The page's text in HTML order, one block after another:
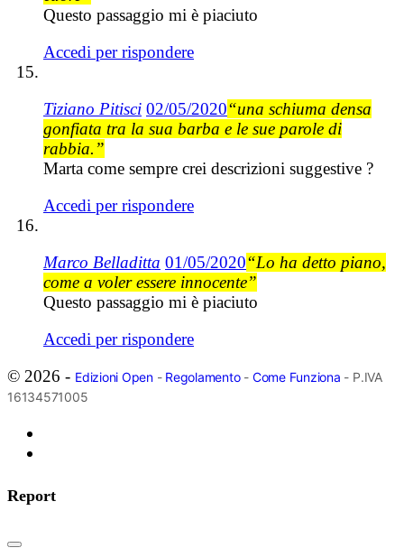
Questo passaggio mi è piaciuto
Accedi per rispondere
Tiziano Pitisci 02/05/2020“una schiuma densa
gonfiata tra la sua barba e le sue parole di
rabbia.”
Marta come sempre crei descrizioni suggestive ?
Accedi per rispondere
Marco Belladitta 01/05/2020“Lo ha detto piano,
come a voler essere innocente”
Questo passaggio mi è piaciuto
Accedi per rispondere
© 2026 - Edizioni Open- Regolamento- Come Funziona - P.IVA
16134571005
Report